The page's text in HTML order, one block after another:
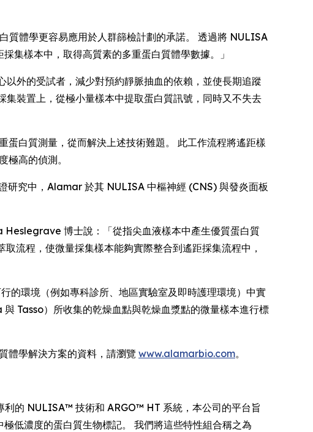
體學更容易應用於人群篩檢計劃的承諾。 透過將 NULISA
集樣本中，取得高質素的多重蛋白質體學數據。」
外的受試者，減少對預約靜脈抽血的依賴，並使長期追蹤
裝置上，從極小量樣本中提取蛋白質訊號，同時又不失去
白質測量，從而解決上述技術難題。 此工作流程將遙距樣
高的偵測。
研究中，Alamar 於其 NULISA 中樞神經 (CNS) 與發炎面板
博士說：「從指尖血液樣本中產生優質蛋白質
流程，使微量採集樣本能夠實際整合到遙距採集流程中，
的環境（例如專科診所、地區實驗室及即時護理環境）中實
Tasso）所收集的乾燥血點與乾燥血漿點的微量樣本進行標
體學解決方案的資料，請瀏覽 www.alamarbio.com。
的 NULISA™ 技術和 ARGO™ HT 系統，本公司的平台旨
低濃度的蛋白質生物標記。 我們將這些特性組合稱之為